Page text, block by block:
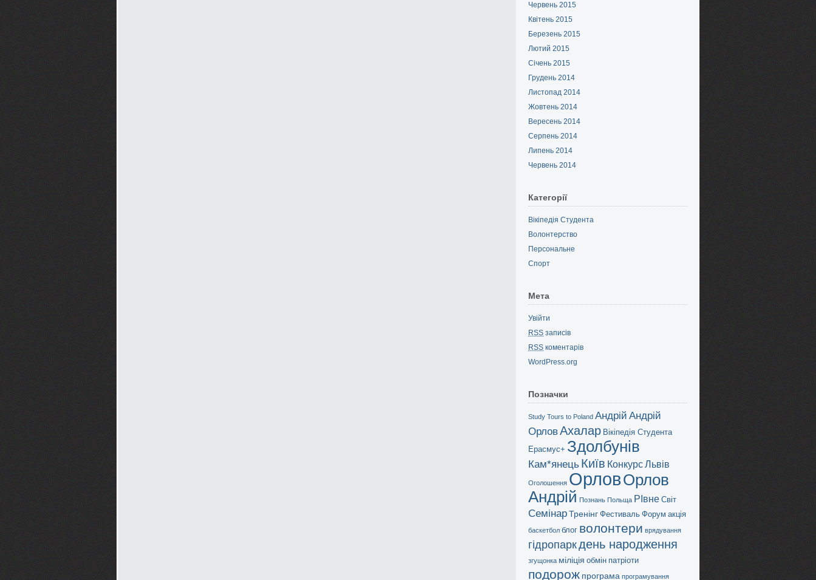
Червень 2015
Квітень 2015
Березень 2015
Лютий 2015
Січень 2015
Грудень 2014
Листопад 2014
Жовтень 2014
Вересень 2014
Серпень 2014
Липень 2014
Червень 2014
Категорії
Вікіпедія Студента
Волонтерство
Персональне
Спорт
Мета
Увійти
RSS записів
RSS коментарів
WordPress.org
Позначки
Study Tours to Poland Андрій Андрій
ОрловАхалар Вікіпедія Студента
Ерасмус+ Здолбунів
Кам*янець Київ КонкурсЛьвів
Оголошення ОрловОрлов
Андрій Познань Польща РІвне Світ
СемінарТренінг Фестиваль Форум акція
баскетбол блог волонтери врядування
гідропаркдень народження
згущонка міліція обмін патріоти
подорож програма програмування